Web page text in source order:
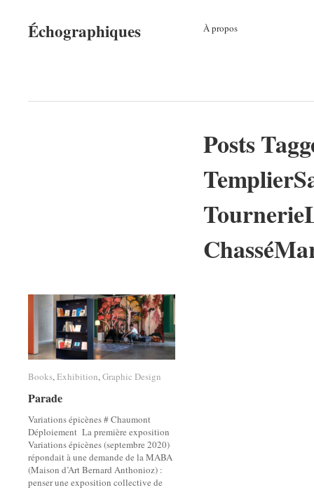
Échographiques À propos
Posts
Books,Exhibition,Graphic Design
Parade
Variations épicènes # Chaumont
Déploiement La première exposition
Variations épicènes (septembre 2020)
répondait à une demande de la MABA
(Maison d’Art Bernard Anthonioz) :
penser une exposition collective de
Books Exhibition Graphic Design
Parade